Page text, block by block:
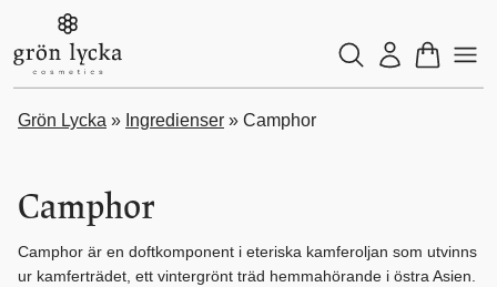
Grön Lycka » Ingredienser » Camphor
Camphor
Camphor är en doftkomponent i eteriska kamferoljan som utvinns
ur kamferträdet, ett vintergrönt träd hemmahörande i östra Asien.